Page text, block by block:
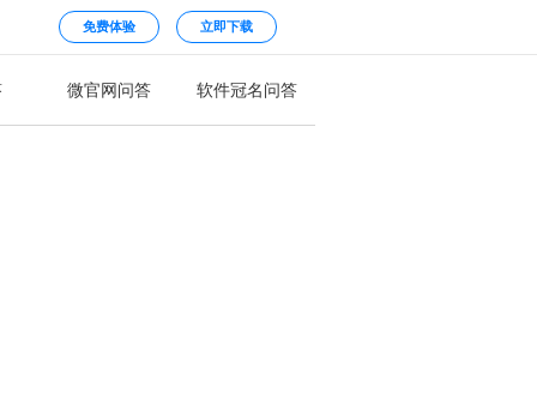
免费体验 立即下载
微官网问答 软件冠名问答